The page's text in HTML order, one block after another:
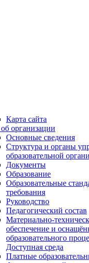
Карта сайта
организации
Основные сведения
Структура и органы
образовательной
Документы
Образование
Образовательные
требования
Руководство
Педагогический состав
Материально-
обеспечение и
образовательного
Доступная среда
Платные